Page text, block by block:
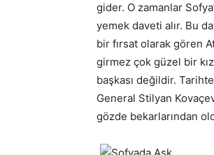
gider. O zamanlar
yemek daveti alır. Bu
bir fırsat olarak gören
girmez çok güzel bir kız
başkası değildir.
General Stilyan
gözde bekarlarından